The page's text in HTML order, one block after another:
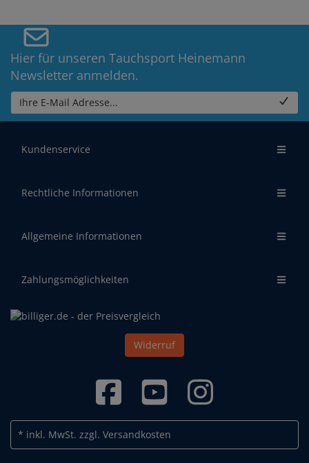
Hier für unseren Tauchsport Heinemann
Newsletter anmelden.
Ihre E-Mail Adresse...
Kundenservice
Rechtliche Informationen
Allgemeine Informationen
Zahlungsmöglichkeiten
Widerruf
* inkl. MwSt. zzgl. Versandkosten